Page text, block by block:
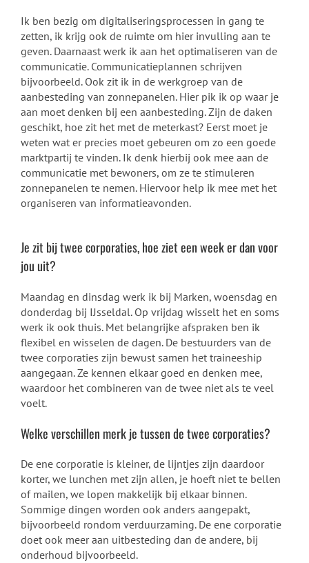
Ik ben bezig om digitaliseringsprocessen in gang te
zetten, ik krijg ook de ruimte om hier invulling aan te
geven. Daarnaast werk ik aan het optimaliseren van de
communicatie. Communicatieplannen schrijven
bijvoorbeeld. Ook zit ik in de werkgroep van de
aanbesteding van zonnepanelen. Hier pik ik op waar je
aan moet denken bij een aanbesteding. Zijn de daken
geschikt, hoe zit het met de meterkast? Eerst moet je
weten wat er precies moet gebeuren om zo een goede
marktpartij te vinden. Ik denk hierbij ook mee aan de
communicatie met bewoners, om ze te stimuleren
zonnepanelen te nemen. Hiervoor help ik mee met het
organiseren van informatieavonden.
Je zit bij twee corporaties, hoe ziet een week er dan voor
jou uit?
Maandag en dinsdag werk ik bij Marken, woensdag en
donderdag bij IJsseldal. Op vrijdag wisselt het en soms
werk ik ook thuis. Met belangrijke afspraken ben ik
flexibel en wisselen de dagen. De bestuurders van de
twee corporaties zijn bewust samen het traineeship
aangegaan. Ze kennen elkaar goed en denken mee,
waardoor het combineren van de twee niet als te veel
voelt.
Welke verschillen merk je tussen de twee corporaties?
De ene corporatie is kleiner, de lijntjes zijn daardoor
korter, we lunchen met zijn allen, je hoeft niet te bellen
of mailen, we lopen makkelijk bij elkaar binnen.
Sommige dingen worden ook anders aangepakt,
bijvoorbeeld rondom verduurzaming. De ene corporatie
doet ook meer aan uitbesteding dan de andere, bij
onderhoud bijvoorbeeld.